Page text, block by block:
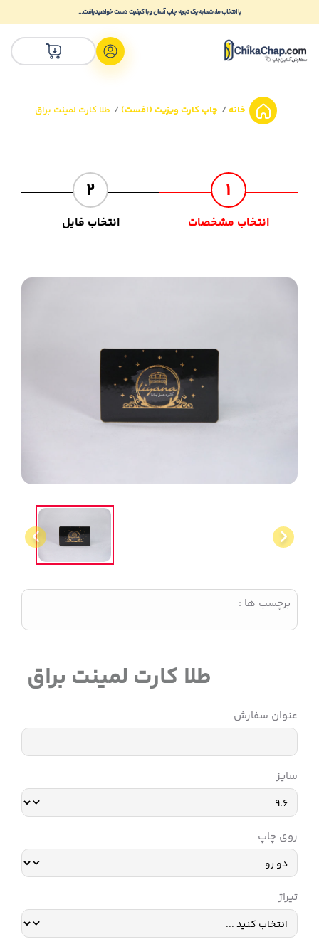
با انتخاب ما، شما به یک تجربه چاپ آسان و با کیفیت دست خواهید یافت...
خانه چاپ کارت ویزیت (افست) طلا کارت لمینت براق
1
انتخاب مشخصات
2
انتخاب فایل
برچسب ها :
طلا کارت لمینت براق
عنوان سفارش
سایز
روی چاپ
تیراژ